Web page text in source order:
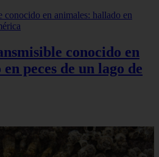
conocido en
peces de un lago de